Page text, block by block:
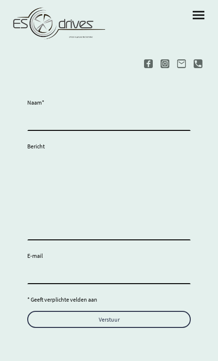
Naam*
Bericht
E-mail
* Geeft verplichte velden aan
Verstuur